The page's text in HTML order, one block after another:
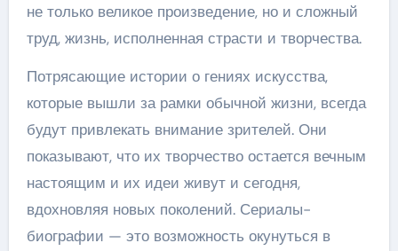
не только великое произведение, но и сложный
труд, жизнь, исполненная страсти и творчества.
Потрясающие истории о гениях искусства,
которые вышли за рамки обычной жизни, всегда
будут привлекать внимание зрителей. Они
показывают, что их творчество остается вечным
настоящим и их идеи живут и сегодня,
вдохновляя новых поколений. Сериалы-
биографии — это возможность окунуться в